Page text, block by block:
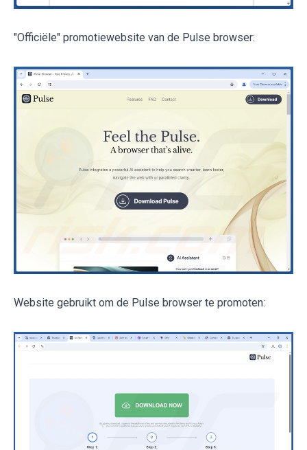
"Officiële" promotiewebsite van de Pulse browser:
Website gebruikt om de Pulse browser te promoten: